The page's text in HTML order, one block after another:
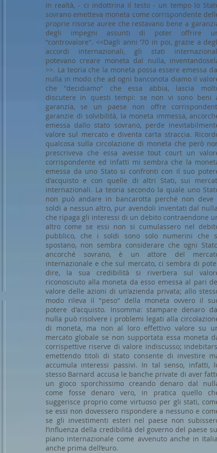
In realtà, - ci indottrina il testo - un tempo lo
sovrano emetteva moneta come corrispondente
proprie risorse auree che restavano bene a
degli impegni assunti di poter offrire
"controvalore". <<Dagli anni ’70 in poi, grazie a
accordi internazionali, gli stati
potevano creare moneta dal nulla,
>>. La teoria che la moneta possa essere emessa
nulla in modo che ad ogni banconota diamo il
che "decidiamo" che essa abbia, lascia
discutere in questi tempi: se non vi sono beni
garanzia, se un paese non offre
garanzie di solvibilità, la moneta immessa,
emessa dallo stato sovrano, perde
valore sul mercato e diventa carta straccia.
qualcosa sulla circolazione di moneta che però
prescriveva che essa avesse tout court un
corrispondente ed infatti mi sembra che la
emessa da uno Stato si confronti con il suo
d'acquisto e con quelle di altri Stati, sui
internazionali. La teoria secondo la quale uno
non può andare in bancarotta perché non deve
soldi a nessun altro, pur avendoli inventati dal
che ripaga gli interessi di un debito contraendone
altro come se essi non si cumulassero nel
pubblico, che i soldi sono solo numerini che
spostano, non sembra considerare che ogni
ancorché sovrano, è un attore del
internazionale e che sul mercato, ci sembra di
dire, la sua credibilità si riverbera sul
riconosciuto alla moneta da esso emessa al pari
valore delle azioni di un'azienda privata; allo
modo rileva il "peso" della moneta ovvero il
potere d'acquisto. Insomma: stampare denaro
nulla può risolvere i problemi legati alla
di moneta, ma non al loro effettivo valore su
mercato globale se non supportata essa moneta
corrispettive riserve di valore indiscusso;
emettendo titoli di stato consente di investire
accumula interessi passivi. In tal senso, infatti,
stesso Barnard accusa le banche private di aver
un gioco sporchissimo creando denaro dal
come fosse denaro vero, in pratica quello
suggerisce proprio come virtuoso per gli stati,
se essi non dovessero rispondere a nessuno e
se gli investimenti esteri nel paese non
l’influenza della credibilità del governo del paese
piano internazionale come avvenuto anche in
anche prima dell’euro.